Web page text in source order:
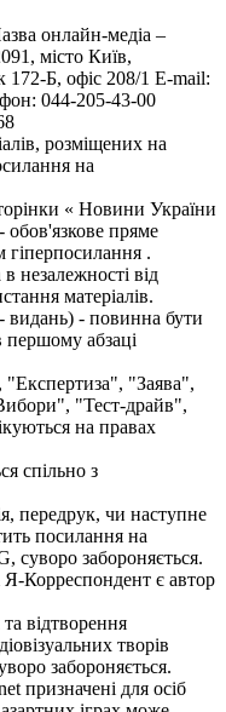
онлайн-медіа –
місто Київ,
Б, офіс 208/1 E-mail:
044-205-43-00
розміщених на
на
« Новини України
обов'язкове пряме
гіперпосилання .
незалежності від
матеріалів.
видань) - повинна бути
першому абзаці
"Заява",
"Тест-драйв",
на правах
спільно з
передрук, чи наступне
посилання на
суворо забороняється.
Я-Корреспондент є автор
відтворення
творів
забороняється.
призначені для осіб